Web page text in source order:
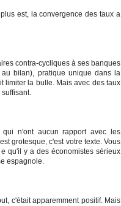
est, la convergence des taux a
contra-cycliques à ses banques
bilan), pratique unique dans la
limiter la bulle. Mais avec des taux
qui n'ont aucun rapport avec les
grotesque, c'est votre texte. Vous
qu'il y a des économistes sérieux
espagnole.
c'était apparemment positif. Mais